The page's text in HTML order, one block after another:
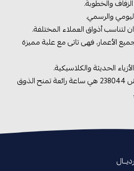
والخطوبة.
والرسمي.
لتناسب أذواق العملاء المختلفة.
الأعمار، فهى تاتى مع علبة مميزة
الحديثة والكلاسيكية.
الساعة الرجالية هوقو ووتش 238044 هي ساعة رائعة تمنح الذوق